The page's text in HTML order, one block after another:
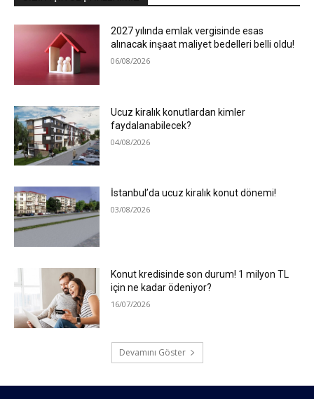
2027 yılında emlak vergisinde esas
alınacak inşaat maliyet bedelleri belli oldu!
06/08/2026
Ucuz kiralık konutlardan kimler
faydalanabilecek?
04/08/2026
İstanbul’da ucuz kiralık konut dönemi!
03/08/2026
Konut kredisinde son durum! 1 milyon TL
için ne kadar ödeniyor?
16/07/2026
Devamını Göster